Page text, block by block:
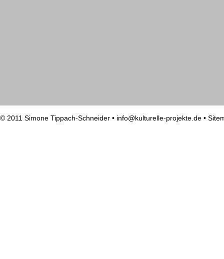
© 2011 Simone Tippach-Schneider • info@kulturelle-projekte.de •